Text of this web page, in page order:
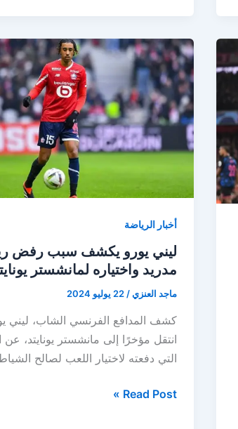
اختبار
صعب
في
الدوري
الإنجليزي
الممتاز
أخبار الرياضة
ليني يورو يكشف سبب رفض
مدريد واختياره لمانشستر
ماجد العنزي/22 يوليو 2024
كشف المدافع الفرنسي الشاب، ليني
انتقل مؤخرًا إلى مانشستر يونايتد، عن
التي دفعته لاختيار اللعب لصالح
ليني
Read Post »